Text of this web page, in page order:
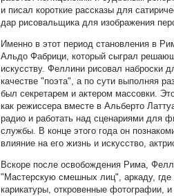
и писал короткие рассказы для
дар рисовальщика для изображения
Именно в этот период становления в
Альдо Фабрици, который сыграл
искусству. Феллини рисовал наброски
качестве "поэта", а по сути выполняя
был секретарем и актером массовки.
как режиссера вместе в Альберто
радио и работать над сценариями для
службы. В конце этого года он
влияние на его жизнь и искусство,
Вскоре после освобождения Рима,
"Мастерскую смешных лиц", аркаду, где
карикатуры, откровенные фотографии,